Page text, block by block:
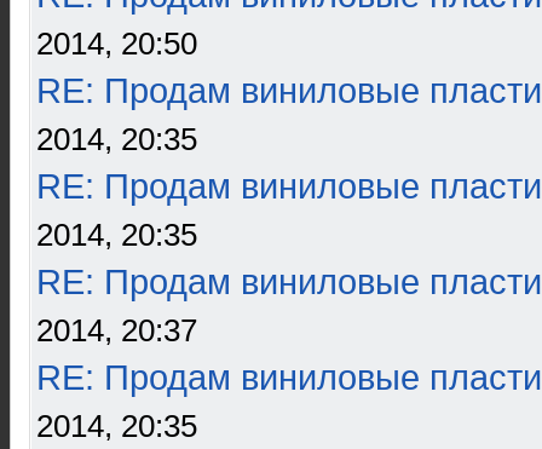
2014, 20:50
RE: Продам виниловые
2014, 20:35
RE: Продам виниловые
2014, 20:35
RE: Продам виниловые
2014, 20:37
RE: Продам виниловые
2014, 20:35